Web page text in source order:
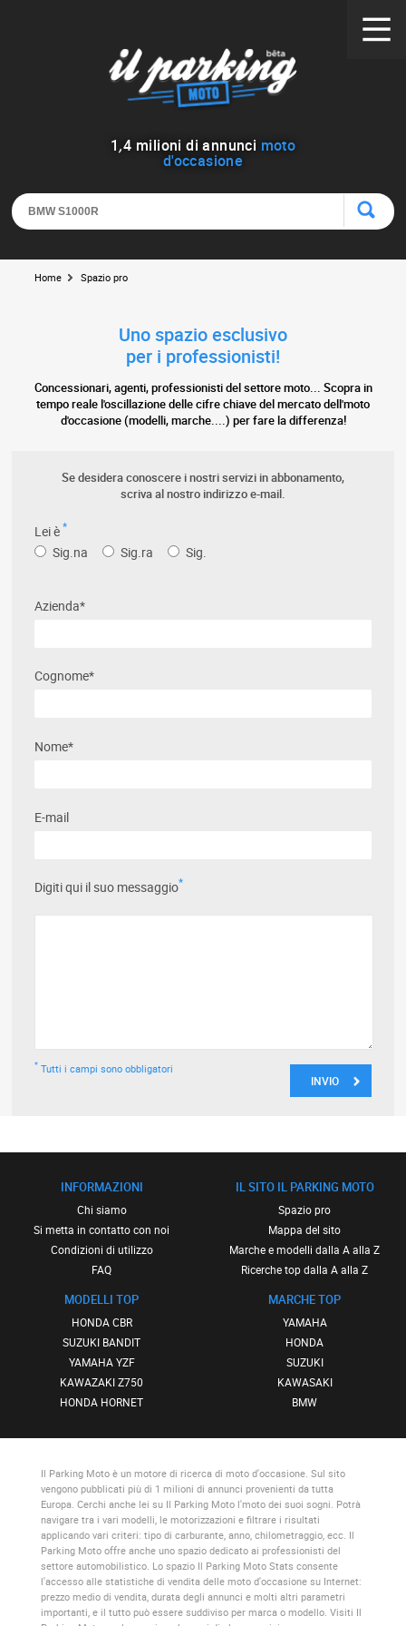
1,4 milioni di annunci moto
d'occasione
Home Spazio pro
Uno spazio esclusivo
per i professionisti!
Concessionari, agenti, professionisti del settore moto... Scopra in
tempo reale l'oscillazione delle cifre chiave del mercato dell'moto
d'occasione (modelli, marche....) per fare la differenza!
Se desidera conoscere i nostri servizi in abbonamento,
scriva al nostro indirizzo e-mail.
Lei è*
Sig.na Sig.ra Sig.
Azienda*
Cognome*
Nome*
E-mail
Digiti qui il suo messaggio*
* Tutti i campi sono obbligatori
INFORMAZIONI
Chi siamo
Si metta in contatto con noi
Condizioni di utilizzo
FAQ
MODELLI TOP
HONDA CBR
SUZUKI BANDIT
YAMAHA YZF
KAWAZAKI Z750
HONDA HORNET
IL SITO IL PARKING MOTO
Spazio pro
Mappa del sito
Marche e modelli dalla A alla Z
Ricerche top dalla A alla Z
MARCHE TOP
YAMAHA
HONDA
SUZUKI
KAWASAKI
BMW
Il Parking Motoè un motore di ricerca di moto d'occasione. Sul sito
vengono pubblicati più di 1 milioni di annunci provenienti da tutta
Europa. Cerchi anche lei su Il Parking Motol'moto dei suoi sogni. Potrà
navigare tra i vari modelli, le motorizzazioni e filtrare i risultati
applicando vari criteri: tipo di carburante, anno, chilometraggio, ecc. Il
Parking Motooffre anche uno spazio dedicato ai professionisti del
settore automobilistico. Lo spazio Il Parking Moto Stats consente
l'accesso alle statistiche di vendita delle moto d'occasione su Internet:
prezzo medio di vendita, durata degli annunci e molti altri parametri
importanti, e il tutto può essere suddiviso per marca o modello. Visiti Il